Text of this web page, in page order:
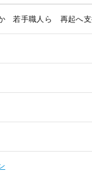
若手職人ら 再起へ支